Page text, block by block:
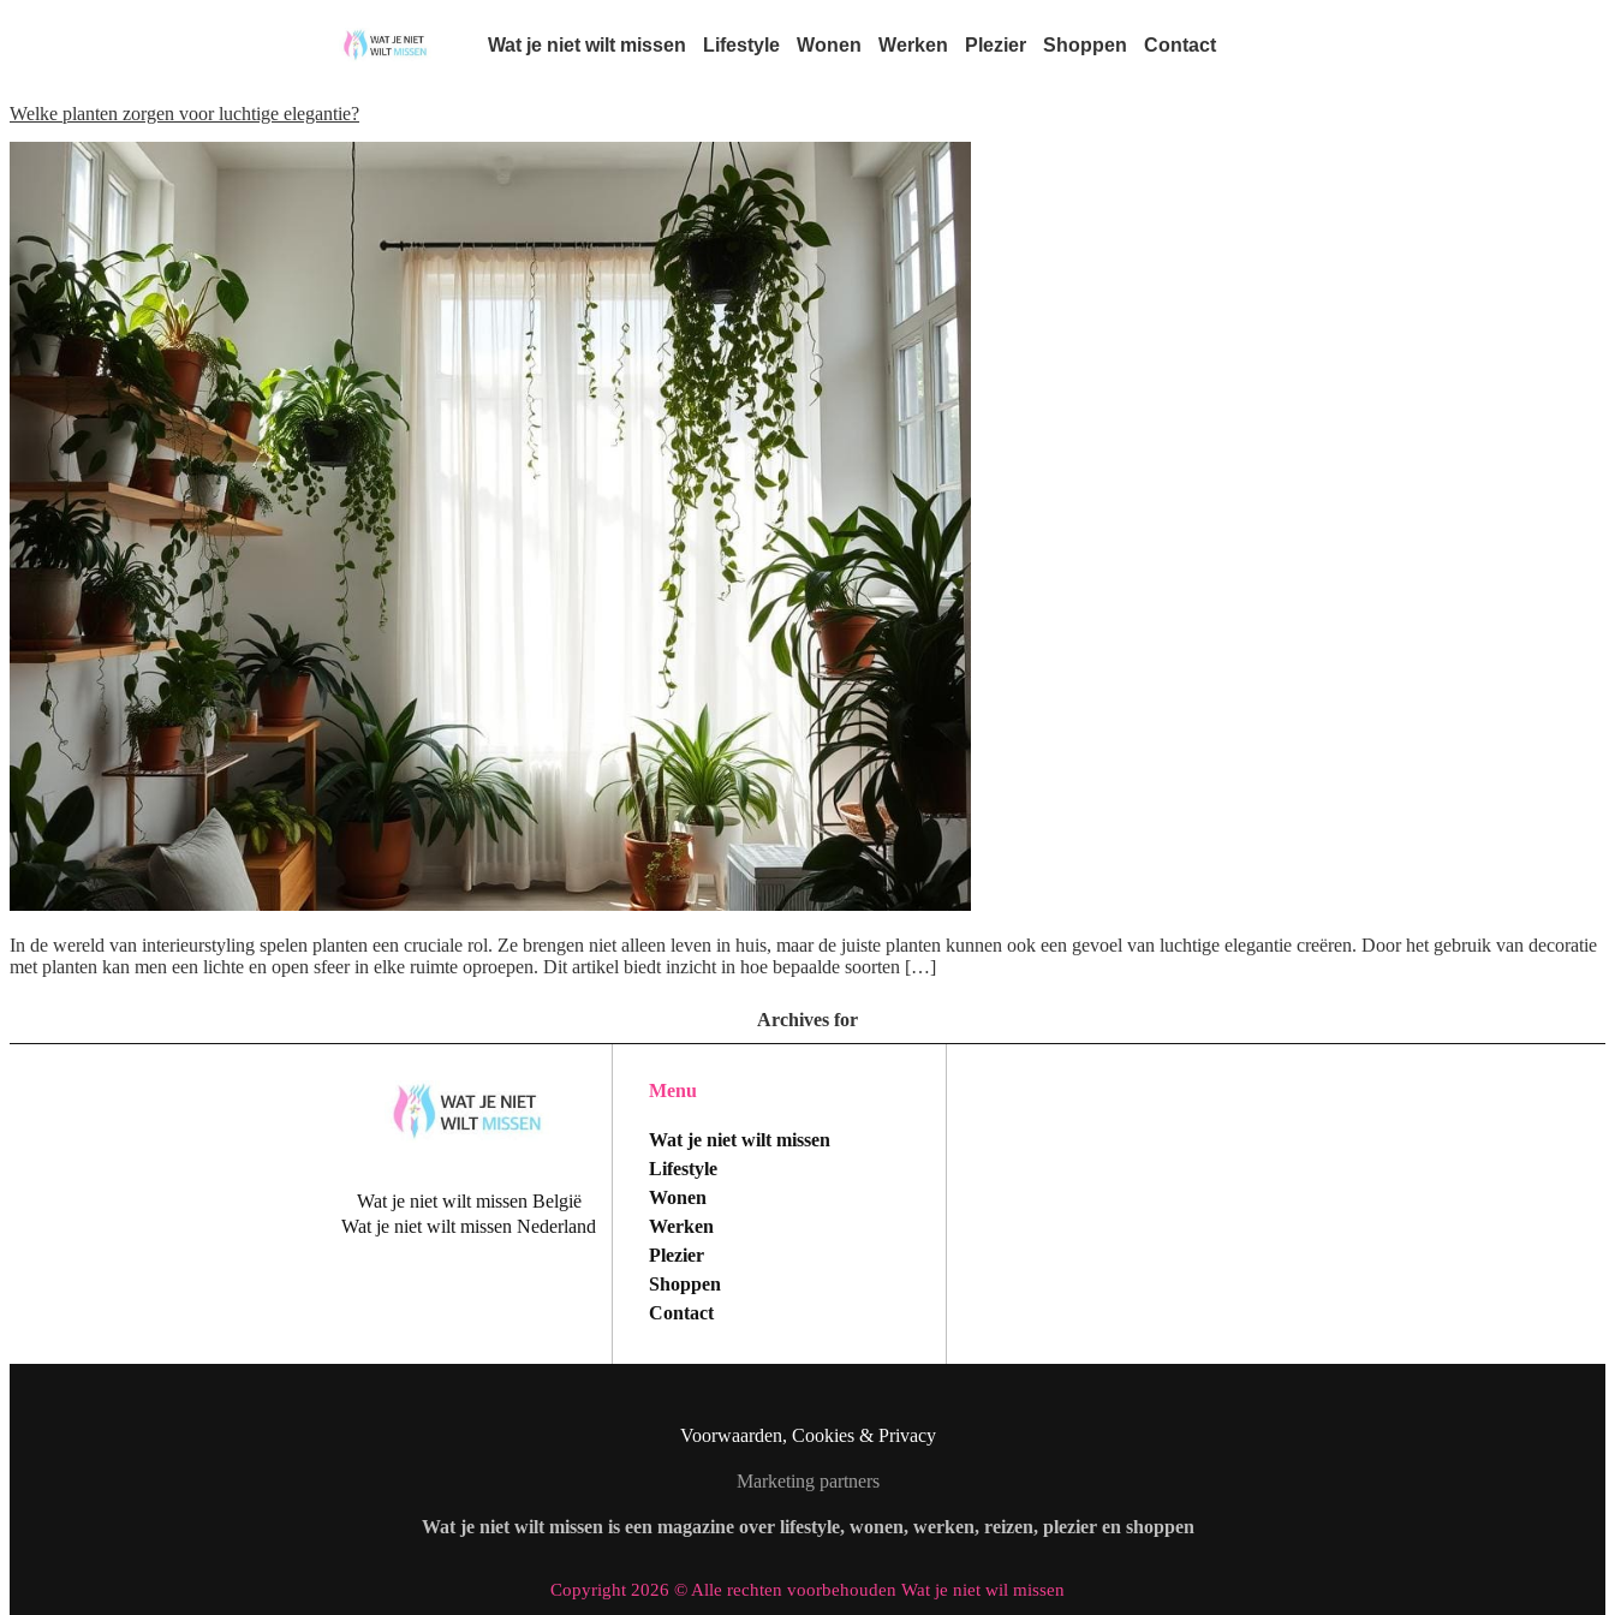
Wat je niet wilt missen Lifestyle Wonen Werken Plezier Shoppen Contact
Welke planten zorgen voor luchtige elegantie?
In de wereld van interieurstyling spelen planten een cruciale rol. Ze brengen niet alleen leven in huis, maar de juiste planten kunnen ook een gevoel van luchtige elegantie creëren. Door het gebruik van decoratie
met planten kan men een lichte en open sfeer in elke ruimte oproepen. Dit artikel biedt inzicht in hoe bepaalde soorten […]
Archives for
Wat je niet wilt missen België
Wat je niet wilt missen Nederland
Menu
Wat je niet wilt missen
Lifestyle
Wonen
Werken
Plezier
Shoppen
Contact
Voorwaarden, Cookies & Privacy
Marketing partners
Wat je niet wilt missen is een magazine over lifestyle, wonen, werken, reizen, plezier en shoppen
Copyright 2026 © Alle rechten voorbehouden Wat je niet wil missen